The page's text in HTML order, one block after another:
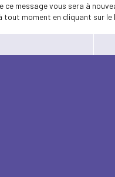
ce message vous sera à
tout moment en cliquant sur le